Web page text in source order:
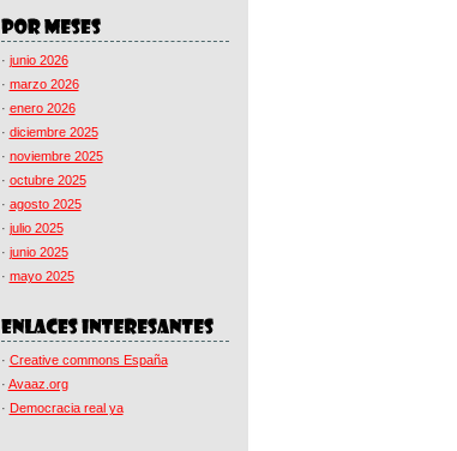
· junio 2026
· marzo 2026
· enero 2026
· diciembre 2025
· noviembre 2025
· octubre 2025
· agosto 2025
· julio 2025
· junio 2025
· mayo 2025
· Creative commons España
· Avaaz.org
· Democracia real ya